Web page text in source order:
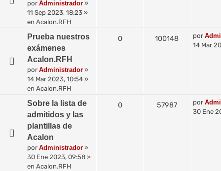
por Administrador »
11 Sep 2023, 18:23 »
en Acalon.RFH
Prueba nuestros
exámenes
Acalon.RFH
por Administrador »
14 Mar 2023, 10:54 »
en Acalon.RFH
0 100148 por
14 Mar
Sobre la lista de
admitidos y las
plantillas de
Acalon
por Administrador »
30 Ene 2023, 09:58 »
en Acalon.RFH
0 57987 por
30 Ene